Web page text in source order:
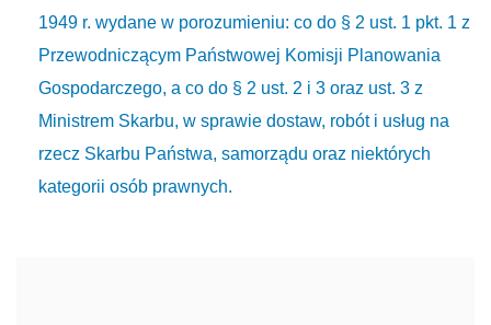
1949 r. wydane w porozumieniu: co do § 2 ust. 1 pkt. 1 z
Przewodniczącym Państwowej Komisji Planowania
Gospodarczego, a co do § 2 ust. 2 i 3 oraz ust. 3 z
Ministrem Skarbu, w sprawie dostaw, robót i usług na
rzecz Skarbu Państwa, samorządu oraz niektórych
kategorii osób prawnych.